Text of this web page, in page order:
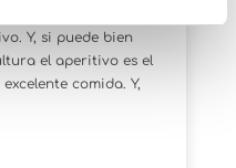
Y, si puede bien
el aperitivo es el
comida. Y,